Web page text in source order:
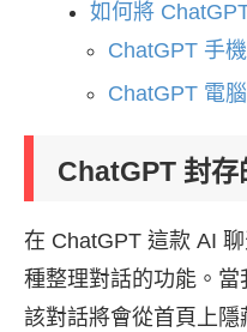
如何將
ChatGPT 手
ChatGPT 電
ChatGPT 封存
在 ChatGPT 這款 AI
種整理對話的功能。當
該對話將會從首頁上